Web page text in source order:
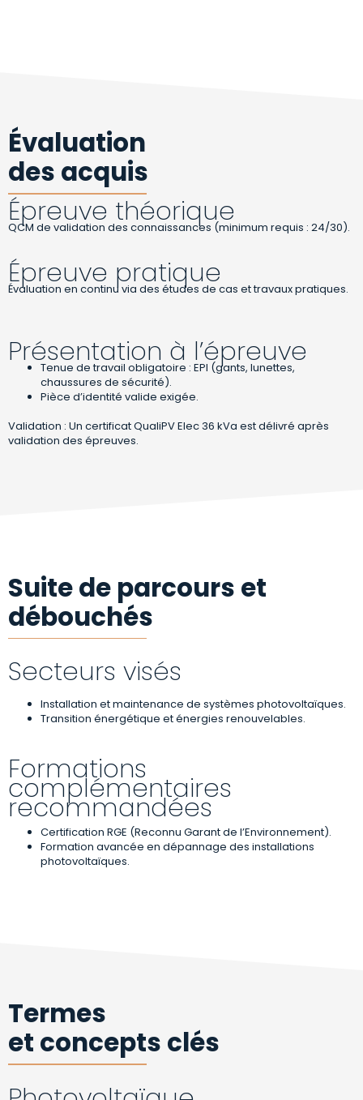
Évaluation
des acquis
Épreuve théorique
QCM de validation des connaissances (minimum requis : 24/30).
Épreuve pratique
Évaluation en continu via des études de cas et travaux pratiques.
Présentation à l’épreuve
Tenue de travail obligatoire : EPI (gants, lunettes,
chaussures de sécurité).
Pièce d’identité valide exigée.
Validation : Un certificat QualiPV Elec 36 kVa est délivré après
validation des épreuves.
Suite de parcours et
débouchés
Secteurs visés
Installation et maintenance de systèmes photovoltaïques.
Transition énergétique et énergies renouvelables.
Formations
complémentaires
recommandées
Certification RGE (Reconnu Garant de l’Environnement).
Formation avancée en dépannage des installations
photovoltaïques.
Termes
et concepts clés